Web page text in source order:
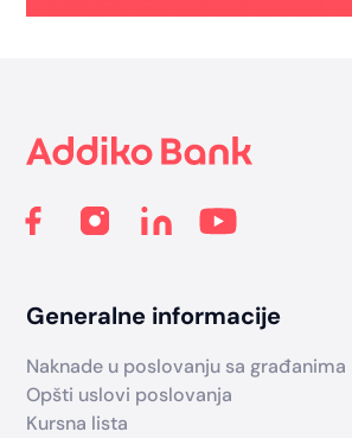
Generalne informacije
Naknade u poslovanju sa građanima
Opšti uslovi poslovanja
Kursna lista